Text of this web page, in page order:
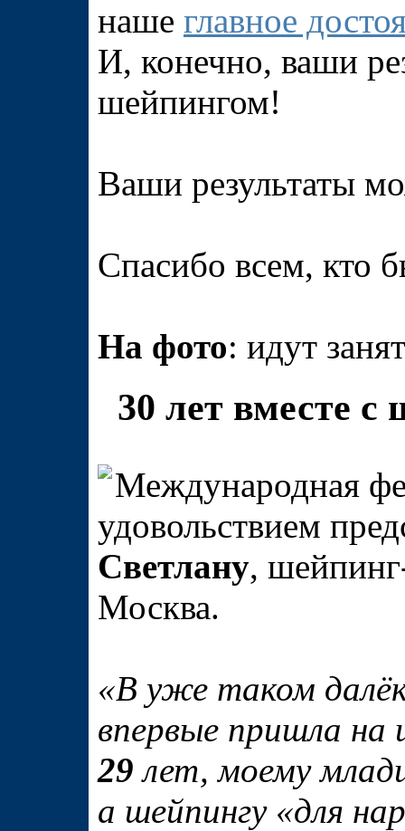
наше главное
И, конечно, ваши
шейпингом!
Ваши результаты
Спасибо всем, кто
На фото: идут
30 лет вместе
Международная
удовольствием
Светлану,
Москва.
«В уже таком
впервые пришла на
29 лет, моему
а шейпингу «для